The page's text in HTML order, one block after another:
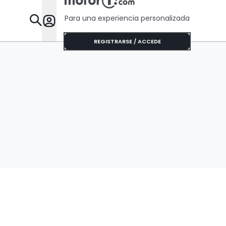
Para una experiencia personalizada
REGISTRARSE / ACCEDE